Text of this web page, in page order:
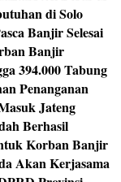
di Solo
Banjir Selesai
Banjir
394.000 Tabung
Penanganan
Jateng
Berhasil
Korban Banjir
Akan Kerjasama